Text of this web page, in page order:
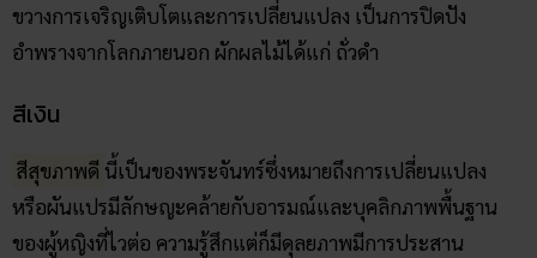
ขวางการเจริญเติบโตและการเปลี่ยนแปลง เป็นการปิดปัง
อำพรางจากโลกภายนอก ผักผลไม้ได้แก่ ถั่วดำ
สีเงิน
สีสุขภาพดี นี้เป็นของพระจันทร์ซึ่งหมายถึงการเปลี่ยนแปลง
หรือผันแปรมีลักษญะคล้ายกับอารมณ์และบุคลิกภาพพื้นฐาน
ของผู้หญิงที่ไวต่อ ความรู้สึกแต่ก็มีดุลยภาพมีการประสาน